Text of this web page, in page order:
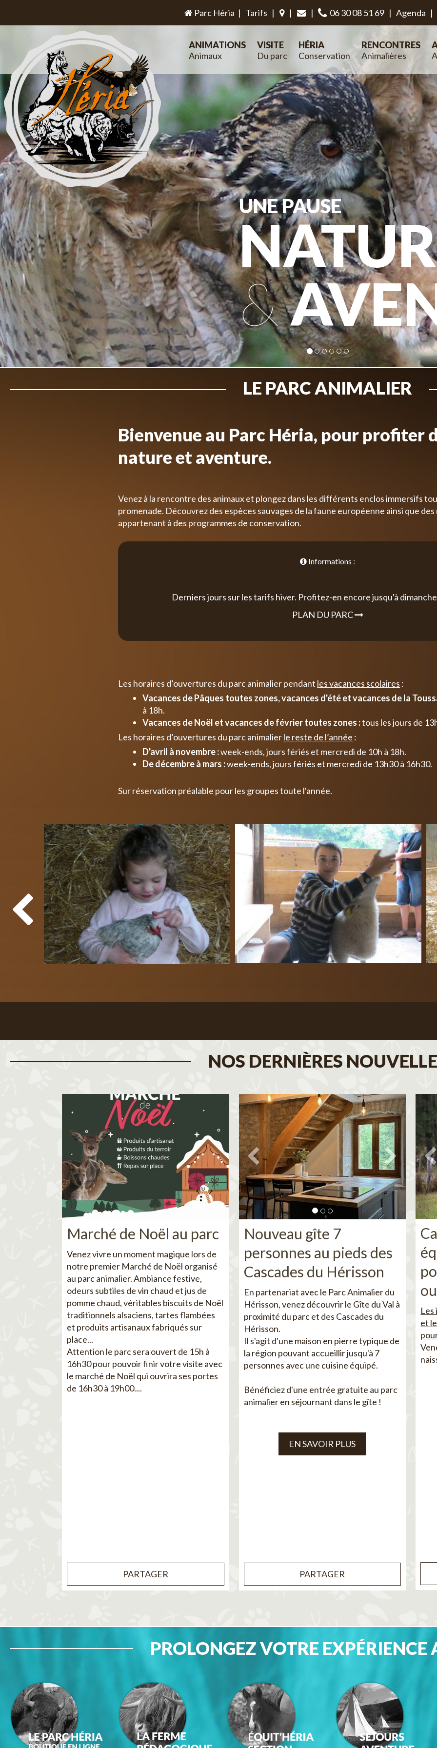
Parc Héria | Tarifs | | | 06 30 08 51 69 | Agenda |
UNE PAUSE
&
ANIMATIONS
Animaux
VISITE
Du parc
HÉRIA
Conservation
RENCONTRES
Animalières
LE PARC ANIMALIER
Bienvenue au Parc Héria, pour profiter
nature et aventure.
Venez à la rencontre des animaux et plongez dans les différents enclos immersifs
promenade. Découvrez des espèces sauvages de la faune européenne ainsi que
appartenant à des programmes de conservation.
Informations :
Derniers jours sur les tarifs hiver. Profitez-en encore jusqu'à
PLAN DU PARC
Les horaires d’ouvertures du parc animalier pendant les vacances scolaires :
Vacances de Pâques toutes zones, vacances d'été et vacances de la
à 18h.
Vacances de Noël et vacances de février toutes zones :tous les jours de
Les horaires d’ouvertures du parc animalierle reste de l’année :
D'avril à novembre :week-ends, jours fériés et mercredi de 10h à 18h.
De décembre à mars :week-ends, jours fériés et mercredi de 13h30 à 16h30.
Sur réservation préalable pour les groupes toute l'année.
NOS DERNIÈRES
Marché de Noël au parc
Venez vivre un moment magique lors de
notre premier Marché de Noël organisé
au parc animalier. Ambiance festive,
odeurs subtiles de vin chaud et jus de
pomme chaud, véritables biscuits de Noël
traditionnels alsaciens, tartes flambées
et produits artisanaux fabriqués sur
place...
Attention le parc sera ouvert de 15h à
16h30 pour pouvoir finir votre visite avec
le marché de Noël qui ouvrira ses portes
de 16h30 à 19h00....
PARTAGER
Nouveau gîte 7
personnes au pieds des
Cascades du Hérisson
En partenariat avec le Parc Animalier du
Hérisson, venez découvrir le Gîte du Val à
proximité du parc et des Cascades du
Hérisson.
Il s'agit d'une maison en pierre typique de
la région pouvant accueillir jusqu'à 7
personnes avec une cuisine équipé.
Bénéficiez d'une entrée gratuite au parc
animalier en séjournant dans le gîte !
EN SAVOIR PLUS
PARTAGER
Les
et
PROLONGEZ VOTRE EXPÉRIENCE